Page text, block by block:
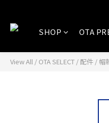
SHOP OTA
View All / OTA SELECT /配件 / 帽